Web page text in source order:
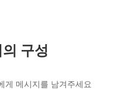
구성
게 메시지를 남겨주세요